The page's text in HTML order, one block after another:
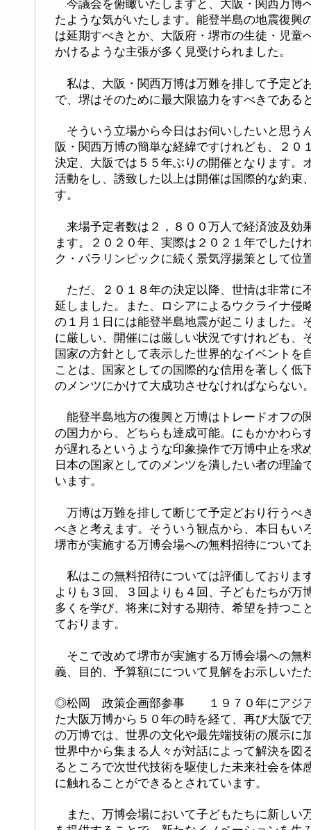
今議会を俯瞰いたしますと、大阪・関西万博
たような気がいたします。能登半島の地震復興
は延期すべきとか、大阪府・堺市の生徒・児童
かけるような主張が多く見受けられました。
私は、大阪・関西万博は万難を排して予定ど
で、堺はそのために最大限協力をすべきである
そういう立場から今日はお伺いしたいと思う
阪・関西万博の簡単な経緯ですけれども、２０
決定、大阪では５５年ぶりの開催となります。
活動をし、誘致した以上は開催は国際的な約束
す。
来場予定者数は２，８００万人で経済波及効
ます。２０２０年、実際は２０２１年でしたけ
ク・パラリンピックに続く景気浮揚策として位
ただ、２０１８年の決定以降、世情は非常に
延しました。また、ロシアによるウクライナ侵
の１月１日には能登半島地震が起こりました。
に厳しい、開催には厳しい状況ですけれども、
国家の方針として表示した世界的なイベントを
ことは、国家としての国際的な信用を著しく低
のメンツにかけて大成功させなければならない
能登半島地方の復興と万博はトレードオフの
の国力から、どちらも達成可能。にもかかわら
が遅れるというような印象操作で万博中止を求
日本の国家としてのメンツを潰したい者の理論
います。
万博は万難を排して断じて予定どおり行うべ
べきと考えます。そういう観点から、本日もい
堺市が実施する万博会場への無料招待について
私はこの無料招待については評価しておりま
よりも３回、３回よりも４回、子どもたちが万
多くを学び、将来に対する期待、希望を持つこ
ております。
そこで改めて堺市が実施する万博会場への無
義、目的、予算額にについて見解をお示しいた
◎松岡 政策企画部参事 １９７０年にアジア
た大阪万博から５０年の時を経て、再び大阪で
の万博では、世界の文化や最先端技術の展示に
世界中から集まる人々が対話によって解決を図
るところで次世代技術を駆使した未来社会を体
に触れることができるとされています。
また、万博会場において子どもたちに新しい